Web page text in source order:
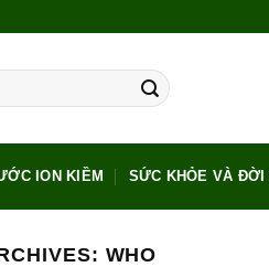
ION KIỀM SỨC KHỎE VÀ ĐỜI
WHO